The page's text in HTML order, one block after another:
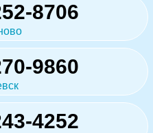
8706
9860
4252